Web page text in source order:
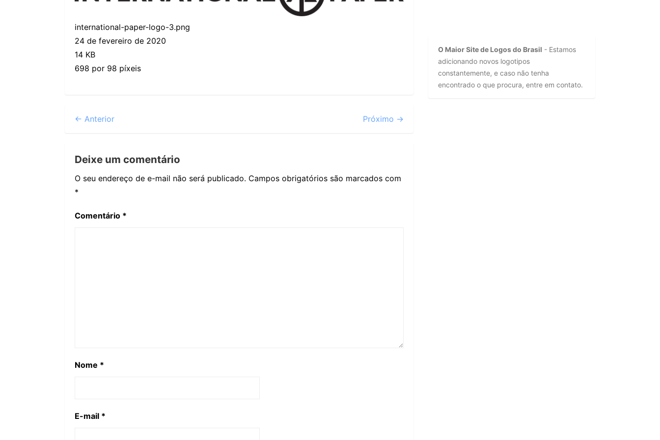
international-paper-logo-3.png
24 de fevereiro de 2020
14 KB
698 por 98 píxeis
← Anterior Próximo →
Deixe um comentário
O seu endereço de e-mail não será publicado. Campos obrigatórios são marcados com
*
Comentário *
Nome *
E-mail *
O Maior Site de Logos do Brasil - Estamos
adicionando novos logotipos
constantemente, e caso não tenha
encontrado o que procura, entre em contato.